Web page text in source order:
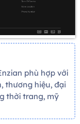
phù hợp với
thương hiệu, đại
thời trang, mỹ